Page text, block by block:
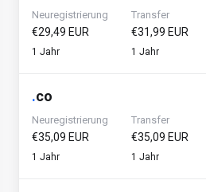
Neuregistrierung
€29,49 EUR
1 Jahr
Transfer
€31,99 EUR
1 Jahr
.co
Neuregistrierung
€35,09 EUR
1 Jahr
Transfer
€35,09 EUR
1 Jahr